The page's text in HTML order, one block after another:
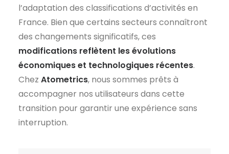
l’adaptation des classifications d’activités en
France. Bien que certains secteurs connaîtront
des changements significatifs, ces
modifications reflètent les évolutions
économiques et technologiques récentes.
Chez Atometrics, nous sommes prêts à
accompagner nos utilisateurs dans cette
transition pour garantir une expérience sans
interruption.